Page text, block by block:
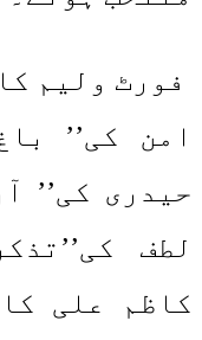
فورٹ ولیم
امن کی’’
حیدری کی’’
لطف
کاظم علی کا